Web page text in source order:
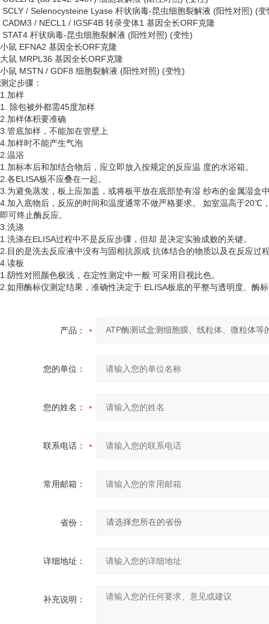
SCLY / Selenocysteine Lyase 杆状病毒-昆虫细胞裂解液 (阳性对照) (变
CADM3 / NECL1 / IGSF4B 转录变体1 基因全长ORF克隆
STAT4 杆状病毒-昆虫细胞裂解液 (阳性对照) (变性)
小鼠 EFNA2 基因全长ORF克隆
大鼠 MRPL36 基因全长ORF克隆
小鼠 MSTN / GDF8 细胞裂解液 (阳性对照) (变性)
测定步骤：
1.加样
1. 除包被外都需45度加样
2.加样体积要准确
3.管底加样，不能加在管壁上
4.加样时不能产生气泡
2.温浴
1.加标本后和加结合物后，应立即放入按规定的反应温 度的水浴箱。
2.各ELISA板不应叠在一起。
3.为避免蒸发，板上应加盖，或将板平放在底部垫有湿 纱布的金属湿盒
4.加入底物后，反应的时间和温度通常不做严格要求。 如室温高于20℃
即可终止酶反应。
3.洗涤
1.洗涤在ELISA过程中不是反应步骤，但却 是决定实验成败的关键。
2.目的是洗去反应液中没有与固相抗原或 抗体结合的物质以及在反应过
4.读板
1.阴性对照颜色极浅，在定性测定中一般 可采用目视比色。
2.如用酶标仪测定结果，准确性决定于 ELISA板底的平整与透明度、酶
产品：
您的单位：
您的姓名：
联系电话：
常用邮箱：
省份：
详细地址：
补充说明：